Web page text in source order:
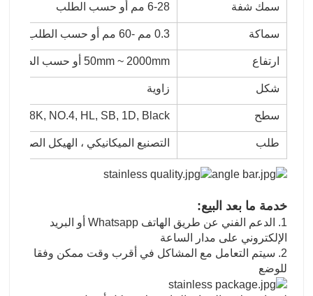
سمك شفة 6-28 مم أو حسب الطلب
سماكة 0.3 مم -60 مم أو حسب الطلب
ارتفاع 50mm ~ 2000mm أو حسب الطلب
شكل زاوية
سطح 6K, 8K, NO.4, HL, SB, 1D, Black
طلب التصنيع الميكانيكي ، الهيكل الصلب
خدمة ما بعد البيع:
1. الدعم الفني عن طريق الهاتف Whatsapp أو البريد
الإلكتروني على مدار الساعة
2. سيتم التعامل مع المشاكل في أقرب وقت ممكن وفقا
للوضع